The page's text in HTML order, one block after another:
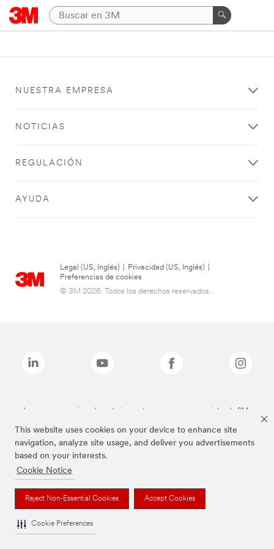
This website uses cookies on your device to enhance site
navigation, analyze site usage, and deliver you advertisements
based on your interests.
Cookie Notice
Reject Non-Essential Cookies Accept Cookies
Cookie Preferences
NUESTRA EMPRESA
NOTICIAS
REGULACIÓN
AYUDA
Legal (US, Inglés) Privacidad (US, Inglés)
Preferencias de cookies
© 3M 2026. Todos los derechos reservados..
Las marcas mencionadas anteriormente son marcas comerciales de 3M.